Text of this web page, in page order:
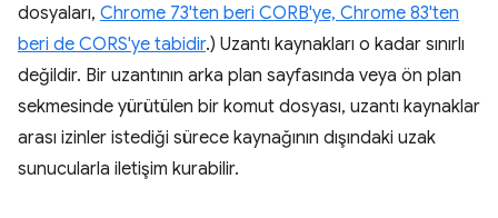
dosyaları, Chrome 73'ten beri CORB'ye, Chrome 83'ten
beri de CORS'ye tabidir.) Uzantı kaynakları o kadar sınırlı
değildir. Bir uzantının arka plan sayfasında veya ön plan
sekmesinde yürütülen bir komut dosyası, uzantı kaynaklar
arası izinler istediği sürece kaynağının dışındaki uzak
sunucularla iletişim kurabilir.